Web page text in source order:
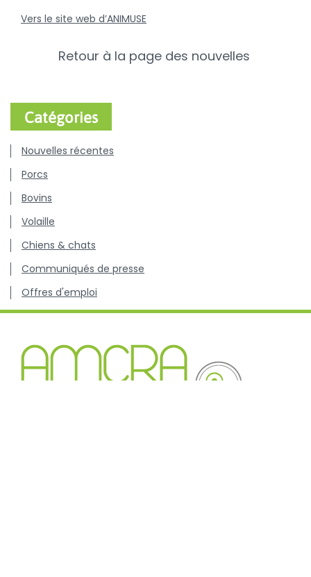
Vers le site web d’ANIMUSE
Retour à la page des nouvelles
Catégories
Nouvelles récentes
Porcs
Bovins
Volaille
Chiens & chats
Communiqués de presse
Offres d'emploi